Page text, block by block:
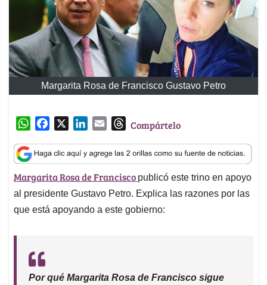
Margarita Rosa de Francisco Gustavo Petro
W
a
t
s
A
p
c
e
b
o
o
n
k
e
d
I
a
i
l
T
r
e
a
d
s
Compártelo
Margarita Rosa de Francisco publicó este trino en apoyo
al presidente Gustavo Petro. Explica las razones por las
que está apoyando a este gobierno:
Por qué Margarita Rosa de Francisco sigue